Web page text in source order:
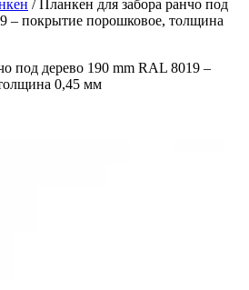
/Планкен для забора ранчо под
– покрытие порошковое, толщина
под дерево 190 mm RAL 8019 –
0,45 мм